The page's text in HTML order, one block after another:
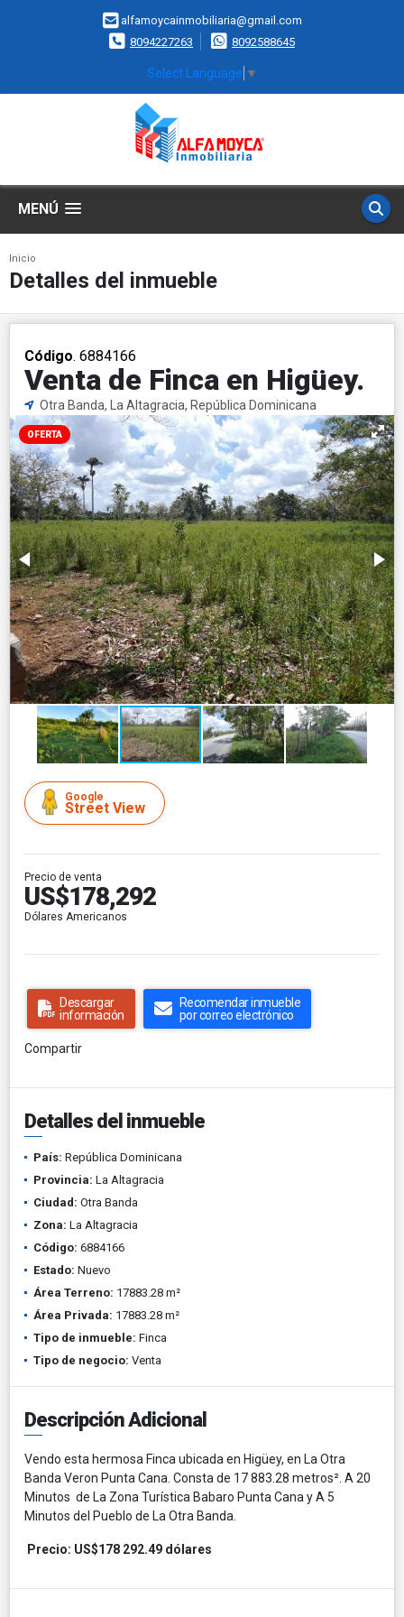
alfamoycainmobiliaria@gmail.com
8094227263
8092588645
Select Language ▼
MENÚ
Inicio
Detalles del inmueble
Código. 6884166
Venta de Finca en Higüey.
Otra Banda, La Altagracia, República Dominicana
OFERTA
Google
Street View
Precio de venta
US$178,292
Dólares Americanos
Descargar
información
Recomendar inmueble
por correo electrónico
Compartir
Detalles del inmueble
País: República Dominicana
Provincia: La Altagracia
Ciudad: Otra Banda
Zona: La Altagracia
Código: 6884166
Estado: Nuevo
Área Terreno: 17883.28 m²
Área Privada: 17883.28 m²
Tipo de inmueble: Finca
Tipo de negocio: Venta
Descripción Adicional
Vendo esta hermosa Finca ubicada en Higüey, en La Otra
Banda Veron Punta Cana. Consta de 17 883.28 metros². A 20
Minutos de La Zona Turística Babaro Punta Cana y A 5
Minutos del Pueblo de La Otra Banda.
Precio: US$178 292.49 dólares